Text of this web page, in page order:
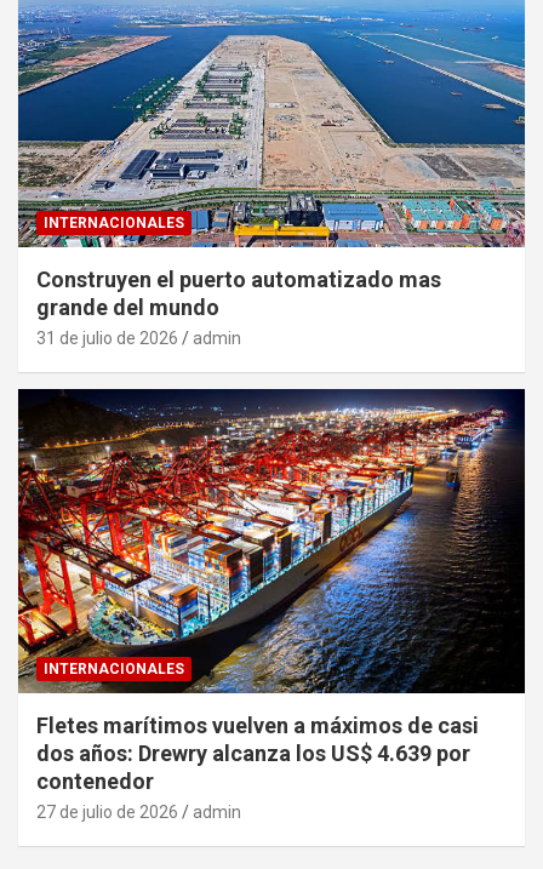
INTERNACIONALES
Construyen el puerto automatizado mas
grande del mundo
31 de julio de 2026 admin
INTERNACIONALES
Fletes marítimos vuelven a máximos de casi
dos años: Drewry alcanza los US$ 4.639 por
contenedor
27 de julio de 2026 admin